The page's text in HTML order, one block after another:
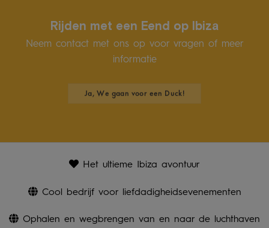
Rijden met een Eend op Ibiza
Neem contact met ons op voor vragen of meer
informatie
Ja, We gaan voor een Duck!
Het ultieme Ibiza avontuur
Cool bedrijf voor liefdadigheidsevenementen
Ophalen en wegbrengen van en naar de luchthaven